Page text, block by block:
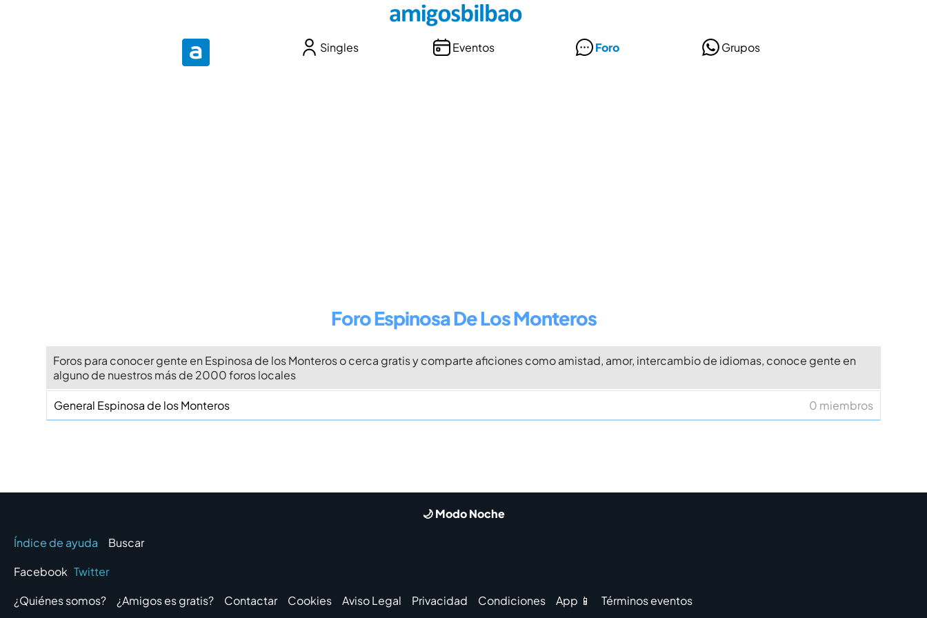
Singles Eventos Foro Grupos
Foro Espinosa De Los Monteros
Foros para conocer gente en Espinosa de los Monteros o cerca gratis y comparte aficiones como amistad, amor, intercambio de idiomas, conoce gente en
alguno de nuestros más de 2000 foros locales
General Espinosa de los Monteros 0 miembros
🌙 Modo Noche
Índice de ayuda
Buscar
Facebook Twitter
¿Quiénes somos?
¿Amigos es gratis? Contactar Cookies Aviso Legal Privacidad Condiciones App 📱 Términos eventos